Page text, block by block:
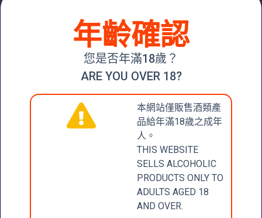
CHÂTEAU
TALBOT
SAINT-
JULIEN
(GRAND CRU
查看內容
CONTACT張記國際洋酒有限公
司
CHEUNG KEE
INTERNATIONAL
年齡確認
您是否年滿18歲？
ARE YOU OVER 18?
本網站僅販售酒類產
品給年滿18歲之成年
人。
THIS WEBSITE
SELLS ALCOHOLIC
PRODUCTS ONLY TO
ADULTS AGED 18
AND OVER.